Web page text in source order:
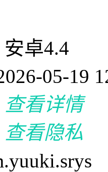
卓4.4
05-19
查看详情
查看隐私